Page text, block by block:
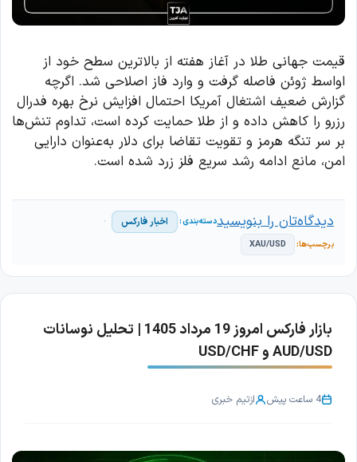
قیمت جهانی طلا در آغاز هفته از بالاترین سطح خود از
اواسط ژوئن فاصله گرفت و وارد فاز اصلاحی شد. اگرچه
گزارش ضعیف اشتغال آمریکا احتمال افزایش نرخ بهره فدرال
رزرو را کاهش داده و از طلا حمایت کرده است، تداوم تنش‌ها
بر سر تنگه هرمز و تقویت تقاضا برای دلار به‌عنوان دارایی
امن، مانع ادامه رشد سریع فلز زرد شده است.
اخبار فارکس
XAU/USD
دیدگاه‌تان را بنویسید
بازار فارکس امروز 19 مرداد 1405 | تحلیل نوسانات
AUD/USD و USD/CHF
4 ساعت پیش ازتیم خبری